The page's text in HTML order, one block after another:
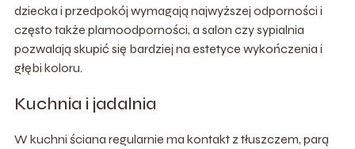
dziecka i przedpokój wymagają najwyższej odporności i
często także plamoodporności, a salon czy sypialnia
pozwalają skupić się bardziej na estetyce wykończenia i
głębi koloru.
Kuchnia i jadalnia
W kuchni ściana regularnie ma kontakt z tłuszczem, parą